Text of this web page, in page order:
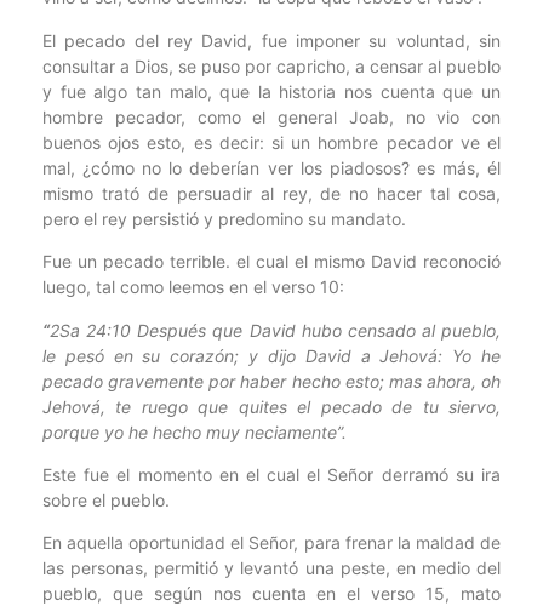
El pecado del rey David, fue imponer su voluntad, sin
consultar a Dios, se puso por capricho, a censar al pueblo
y fue algo tan malo, que la historia nos cuenta que un
hombre pecador, como el general Joab, no vio con
buenos ojos esto, es decir: si un hombre pecador ve el
mal, ¿cómo no lo deberían ver los piadosos? es más, él
mismo trató de persuadir al rey, de no hacer tal cosa,
pero el rey persistió y predomino su mandato.
Fue un pecado terrible. el cual el mismo David reconoció
luego, tal como leemos en el verso 10:
“2Sa 24:10 Después que David hubo censado al pueblo,
le pesó en su corazón; y dijo David a Jehová: Yo he
pecado gravemente por haber hecho esto; mas ahora, oh
Jehová, te ruego que quites el pecado de tu siervo,
porque yo he hecho muy neciamente”.
Este fue el momento en el cual el Señor derramó su ira
sobre el pueblo.
En aquella oportunidad el Señor, para frenar la maldad de
las personas, permitió y levantó una peste, en medio del
pueblo, que según nos cuenta en el verso 15, mato